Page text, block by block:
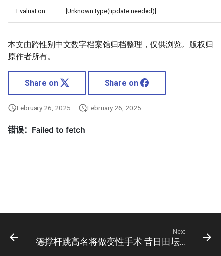
Evaluation [Unknown type(update needed)]
本文由跨性别中文数字档案馆归档整理，仅供浏览。版权归
原作者所有。
Share on Share on
February 26, 2025 February 26, 2025
Next
德撑杆跳高名将做变性手术 昔日田坛美女变帅哥